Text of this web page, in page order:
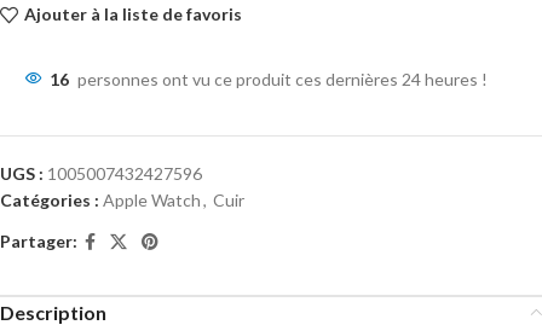
Ajouter à la liste de favoris
16 personnes ont vu ce produit ces dernières 24 heures !
UGS : 1005007432427596
Catégories : Apple Watch, Cuir
Partager:
Description